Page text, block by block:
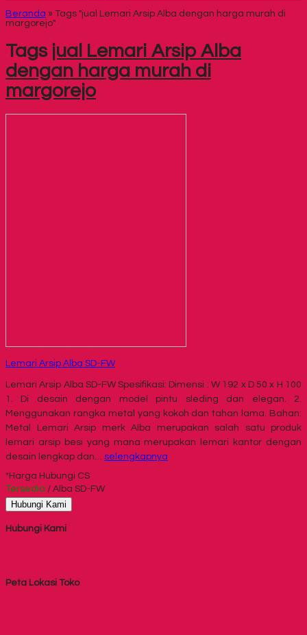
Beranda » Tags "jual Lemari Arsip Alba dengan harga murah di
margorejo"
Tags jual Lemari Arsip Alba
dengan harga murah di
margorejo
Lemari Arsip Alba SD-FW
Lemari Arsip Alba SD-FW Spesifikasi: Dimensi : W 192 x D 50 x H 100
1. Di desain dengan model pintu sleding dan elegan. 2.
Menggunakan rangka metal yang kokoh dan tahan lama. Bahan:
Metal Lemari Arsip merk Alba merupakan salah satu produk
lemari arsip besi yang mana merupakan lemari kantor dengan
desain lengkap dan… selengkapnya
*Harga Hubungi CS
Tersedia / Alba SD-FW
Hubungi Kami
Hubungi Kami
Peta Lokasi Toko